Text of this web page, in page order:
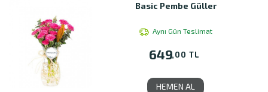
Basic Pembe Güller
Aynı Gün Teslimat
649,00 TL
HEMEN AL